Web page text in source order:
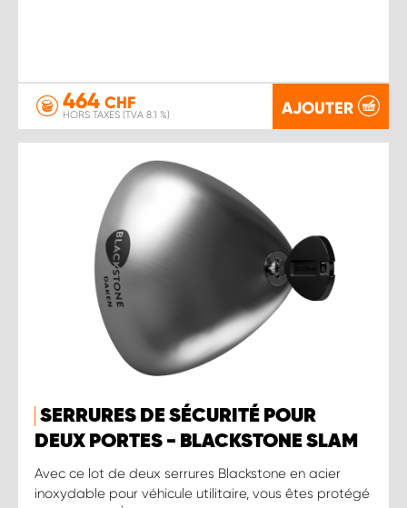
464 CHF
HORS TAXES (TVA 8.1 %) AJOUTER
SERRURES DE SÉCURITÉ POUR
DEUX PORTES - BLACKSTONE SLAM
Avec ce lot de deux serrures Blackstone en acier
inoxydable pour véhicule utilitaire, vous êtes protégé